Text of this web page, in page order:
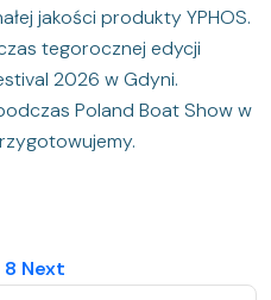
jakości produkty YPHOS.
tegorocznej edycji
2026 w Gdyni.
Poland Boat Show w
S
8 Next